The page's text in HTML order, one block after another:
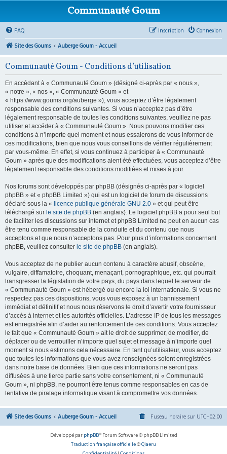
Communauté Goum
FAQ Connexion
Inscription
Site des Goums
Auberge Goum - Accueil
Communauté Goum - Conditions d’utilisation
En accédant à « Communauté Goum » (désigné ci-après par « nous »,
« notre », « nos », « Communauté Goum » et
« https://www.goums.org/auberge »), vous acceptez d’être légalement
responsable des conditions suivantes. Si vous n’acceptez pas d’être
légalement responsable de toutes les conditions suivantes, veuillez ne pas
utiliser et accéder à « Communauté Goum ». Nous pouvons modifier ces
conditions à n’importe quel moment et nous essaierons de vous informer de
ces modifications, bien que nous vous conseillons de vérifier régulièrement
par vous-même. En effet, si vous continuez à participer à « Communauté
Goum » après que des modifications aient été effectuées, vous acceptez d’être
légalement responsable des conditions modifiées et mises à jour.
Nos forums sont développés par phpBB (désignés ci-après par « logiciel
phpBB » et « phpBB Limited ») qui est un logiciel de forum de discussions
déclaré sous la « licence publique générale GNU 2.0 » et qui peut être
téléchargé sur le site de phpBB (en anglais). Le logiciel phpBB a pour seul but
de faciliter les discussions sur internet et phpBB Limited ne peut en aucun cas
être tenu comme responsable de la conduite et du contenu que nous
acceptons et que nous n’acceptons pas. Pour plus d’informations concernant
phpBB, veuillez consulter le site de phpBB (en anglais).
Vous acceptez de ne publier aucun contenu à caractère abusif, obscène,
vulgaire, diffamatoire, choquant, menaçant, pornographique, etc. qui pourrait
transgresser la législation de votre pays, du pays dans lequel le serveur de
« Communauté Goum » est hébergé ou encore la loi internationale. Si vous ne
respectez pas ces dispositions, vous vous exposez à un bannissement
immédiat et définitif et nous nous réservons le droit d’avertir votre fournisseur
d’accès à internet et les autorités officielles. L’adresse IP de tous les messages
est enregistrée afin d’aider au renforcement de ces conditions. Vous acceptez
le fait que « Communauté Goum » ait le droit de supprimer, de modifier, de
déplacer ou de verrouiller n’importe quel sujet et message à n’importe quel
moment si nous estimons cela nécessaire. En tant qu’utilisateur, vous acceptez
que toutes les informations que vous avez renseignées soient enregistrées
dans notre base de données. Bien que ces informations ne seront pas
diffusées à une tierce partie sans votre consentement, ni « Communauté
Goum », ni phpBB, ne pourront être tenus comme responsables en cas de
tentative de piratage informatique visant à compromettre vos données.
Site des Goums Auberge Goum - Accueil Fuseau horaire sur UTC+02:00
Développé par phpBB® Forum Software © phpBB Limited
Traduction française officielle©Qiaeru